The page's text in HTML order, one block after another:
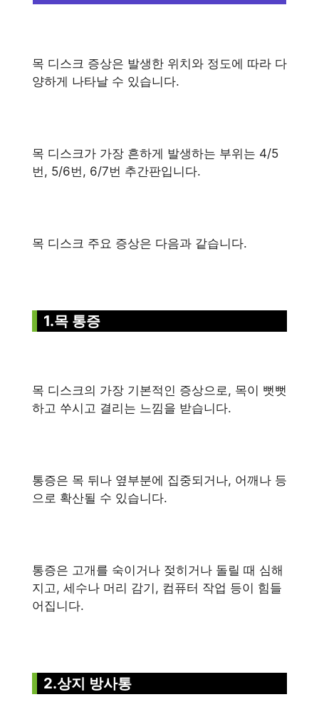
목 디스크 증상은 발생한 위치와 정도에 따라 다
양하게 나타날 수 있습니다.
목 디스크가 가장 흔하게 발생하는 부위는 4/5
번, 5/6번, 6/7번 추간판입니다.
목 디스크 주요 증상은 다음과 같습니다.
1.목 통증
목 디스크의 가장 기본적인 증상으로, 목이 뻣뻣
하고 쑤시고 결리는 느낌을 받습니다.
통증은 목 뒤나 옆부분에 집중되거나, 어깨나 등
으로 확산될 수 있습니다.
통증은 고개를 숙이거나 젖히거나 돌릴 때 심해
지고, 세수나 머리 감기, 컴퓨터 작업 등이 힘들
어집니다.
2.상지 방사통